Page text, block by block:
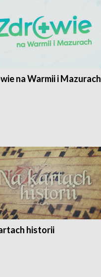
na Warmii i Mazurach
historii